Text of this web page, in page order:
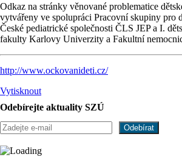
Odkaz na stránky věnované problematice
vytvářeny ve spolupráci Pracovní skupiny pro
České pediatrické společnosti ČLS JEP a I.
fakulty Karlovy Univerzity a Fakultní
http://www.ockovanideti.cz/
Vytisknout
Odebírejte aktuality SZÚ